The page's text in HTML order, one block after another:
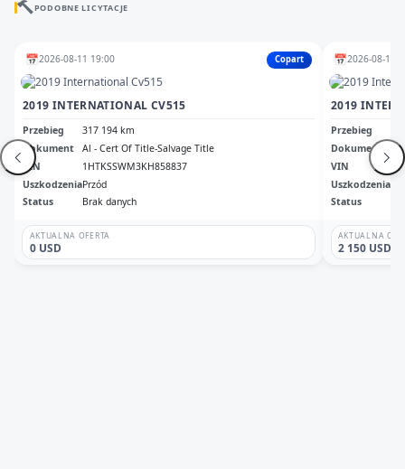
PODOBNE LICYTACJE
📅2026-08-11 19:00 Copart
2019 INTERNATIONAL CV515
Przebieg
317 194 km
Dokument
Al - Cert Of Title-Salvage Title
VIN
1HTKSSWM3KH858837
UszkodzeniaPrzód
Status
Brak danych
AKTUALNA OFERTA
0 USD
📅2026-08-12
2019
Przebieg
Dokument
VIN
Uszkodzenia
Status
AKTUALNA
2 150 USD